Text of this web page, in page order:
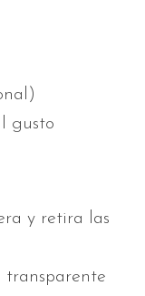
gusto
y retira las